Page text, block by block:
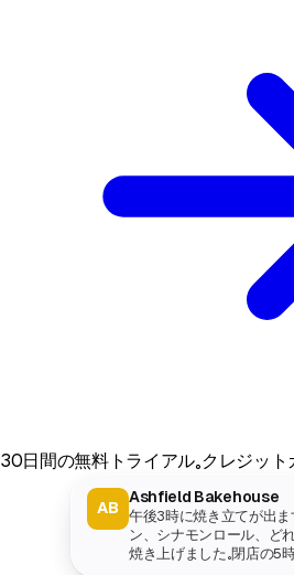
30日間の無料トライアル。クレジット
AB
Ashfield Bakehouse
午後3時に焼き立てが出ま
ン、シナモンロール、ど
焼き上げました。閉店の5